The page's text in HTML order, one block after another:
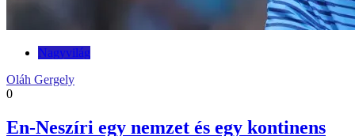
Nagyvilág
Oláh Gergely
0
En-Neszíri egy nemzet és egy kontinens